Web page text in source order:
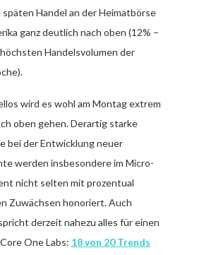
späten Handel an der Heimatbörse
ganz deutlich nach oben (12% –
Handelsvolumen der
wird es wohl am Montag extrem
oben gehen. Derartig starke
bei der Entwicklung neuer
werden insbesondere im Micro-
nicht selten mit prozentual
Zuwächsen honoriert. Auch
derzeit nahezu alles für einen
One Labs: 18 von 20 Trends